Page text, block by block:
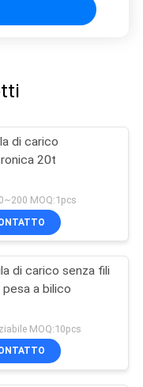
di carico
20t
MOQ:1pcs
di carico senza fili
pesa a bilico
MOQ:10pcs